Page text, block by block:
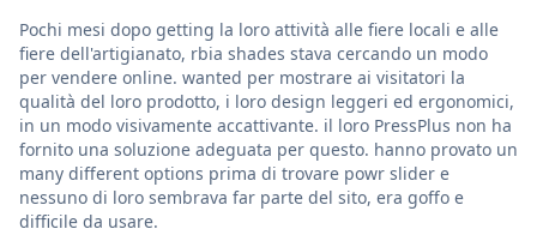
Pochi mesi dopo getting la loro attività alle fiere locali e alle
fiere dell'artigianato, rbia shades stava cercando un modo
per vendere online. wanted per mostrare ai visitatori la
qualità del loro prodotto, i loro design leggeri ed ergonomici,
in un modo visivamente accattivante. il loro PressPlus non ha
fornito una soluzione adeguata per questo. hanno provato un
many different options prima di trovare powr slider e
nessuno di loro sembrava far parte del sito, era goffo e
difficile da usare.